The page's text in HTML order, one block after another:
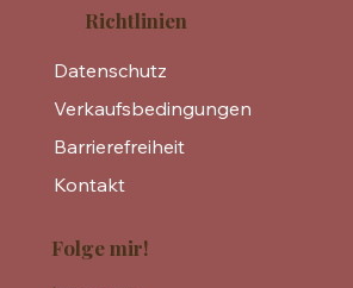
Richtlinien
Datenschutz
Verkaufsbedingungen
Barrierefreiheit
Kontakt
Folge mir!